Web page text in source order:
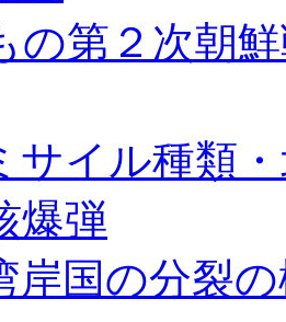
の第２次朝
サイル種類
爆弾
岸国の分裂